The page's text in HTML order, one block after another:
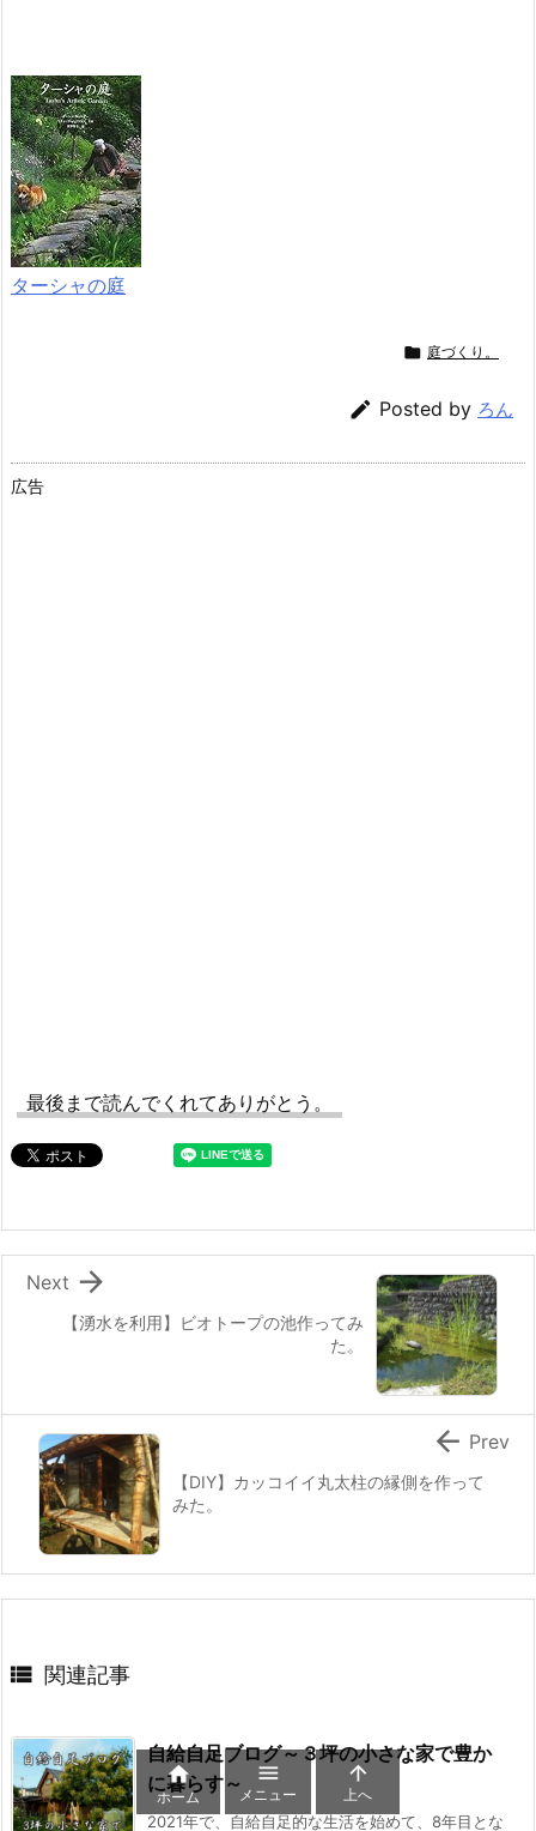
ターシャの庭
 庭づくり。
 Posted by ろん
広告
最後まで読んでくれてありがとう。
【湧水を利用】ビオトープの池作ってみ
た。

Next
【DIY】カッコイイ丸太柱の縁側を作って
みた。
 Prev
 関連記事
自給自足ブログ～３坪の小さな家で豊か
に暮らす～
2021年で、自給自足的な生活を始めて、8年目とな

ホーム

メニュー

上へ